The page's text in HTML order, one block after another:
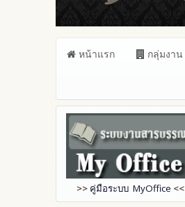
หน้าแรก กลุ่มงาน
>> คู่มือระบบ MyOffice <<